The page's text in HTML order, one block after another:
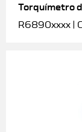
Torquímetro
R6890xxxx |